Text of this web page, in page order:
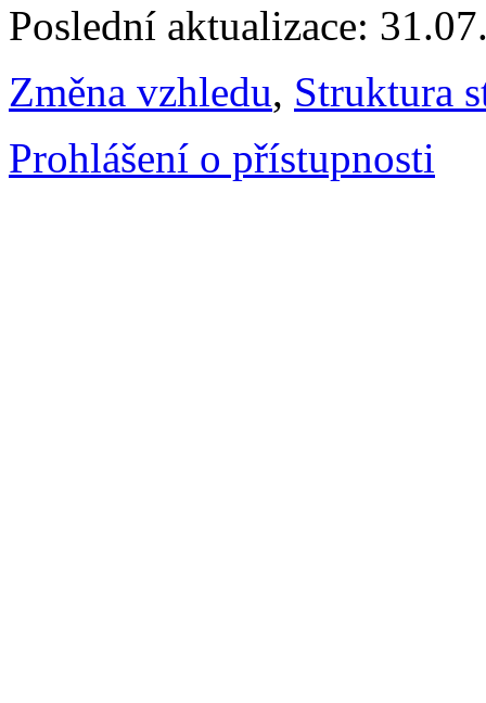
Poslední aktualizace:
Změna vzhledu, Struktura
Prohlášení o přístupnosti